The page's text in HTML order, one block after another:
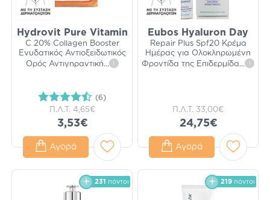
Hydrovit Pure Vitamin
C 20% Collagen Booster
Ενυδατικός Αντιοξειδωτικός
Ορός Αντιγηραντική... i
(6)
Π.Λ.Τ. 4,65€
3,53€
Αγορά
Eubos Hyaluron Day
Repair Plus Spf20 Κρέμα
Ημέρας για Ολοκληρωμένη
Φροντίδα της Επιδερμίδα... i
Π.Λ.Τ. 33,00€
24,75€
Αγορά
231 πόντοι 219 πόντοι